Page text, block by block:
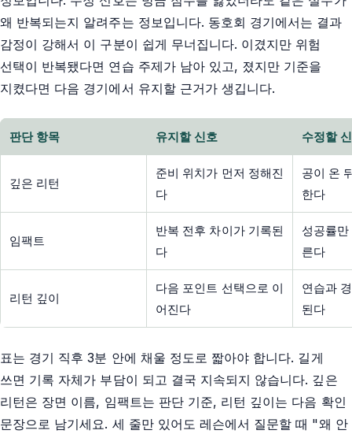
왜 반복되는지 알려주는 정보입니다. 동호회 경기에서는 결과
감정이 강해서 이 구분이 쉽게 무너집니다. 이겼지만 위험
선택이 반복됐다면 연습 주제가 남아 있고, 졌지만 기준을
지켰다면 다음 경기에서 유지할 근거가 생깁니다.
판단 항목 유지할 신호 수정할
깊은 리턴
준비 위치가 먼저 정해진
다
공이 온
한다
임팩트
반복 전후 차이가 기록된
다
성공률
른다
리턴 깊이
다음 포인트 선택으로 이
어진다
연습과
된다
표는 경기 직후 3분 안에 채울 정도로 짧아야 합니다. 길게
쓰면 기록 자체가 부담이 되고 결국 지속되지 않습니다. 깊은
리턴은 장면 이름, 임팩트는 판단 기준, 리턴 깊이는 다음 확인
문장으로 남기세요. 세 줄만 있어도 레슨에서 질문할 때 "왜 안